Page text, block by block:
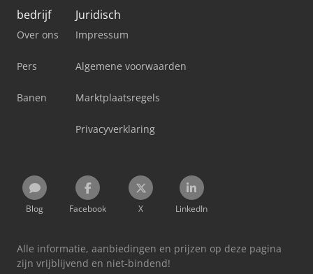
bedrijf
Over ons
Pers
Banen
Juridisch
Impressum
Algemene voorwaarden
Marktplaatsregels
Privacyverklaring
Blog Facebook X LinkedIn
Alle informatie, aanbiedingen en prijzen op deze pagina
zijn vrijblijvend en niet-bindend!